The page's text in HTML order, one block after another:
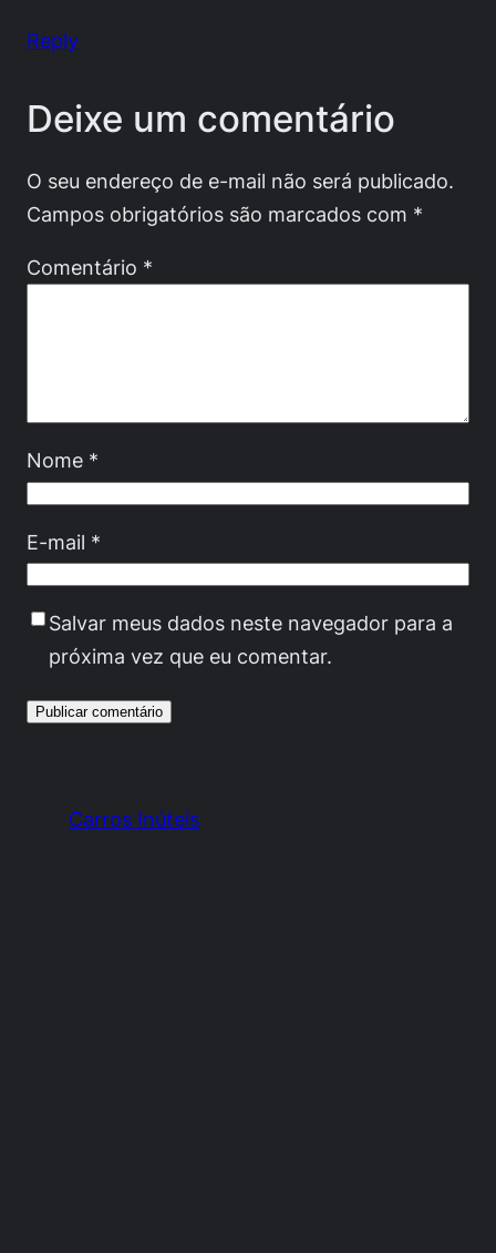
Reply
Deixe um comentário
O seu endereço de e-mail não será publicado.
Campos obrigatórios são marcados com *
Comentário *
Nome *
E-mail *
Salvar meus dados neste navegador para a
próxima vez que eu comentar.
Carros Inúteis